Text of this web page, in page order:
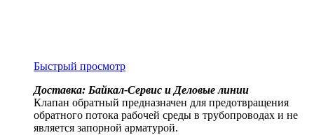
Быстрый просмотр
Доставка: Байкал-Сервис и Деловые линии
Клапан обратный предназначен для предотвращения
обратного потока рабочей среды в трубопроводах и не
является запорной арматурой.